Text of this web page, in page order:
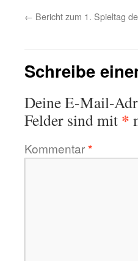
← Bericht zum 1. Spieltag
Schreibe
Deine E-Mail-
Felder sind mit *
Kommentar*